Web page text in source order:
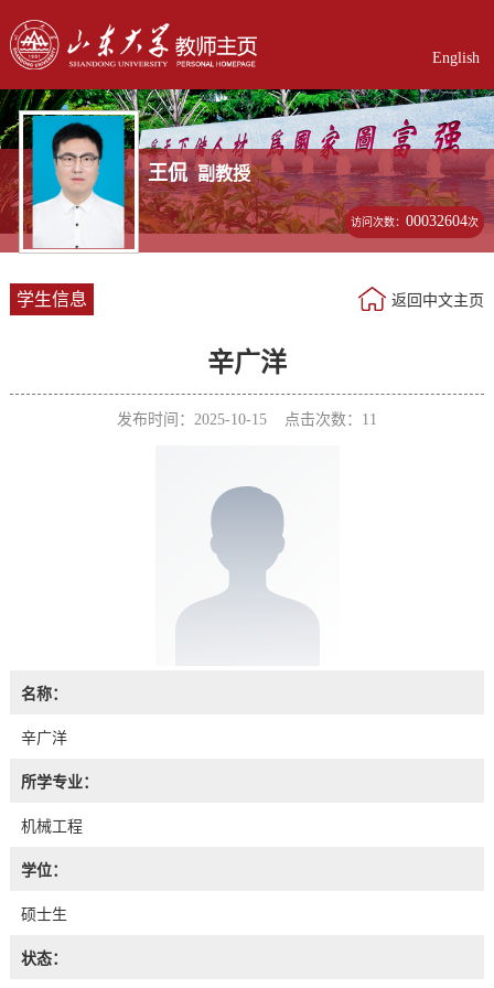
English
王侃 副教授
访问次数：00032604次
学生信息 返回中文主页
辛广洋
发布时间：2025-10-15 点击次数： 11
名称：
辛广洋
所学专业：
机械工程
学位：
硕士生
状态：